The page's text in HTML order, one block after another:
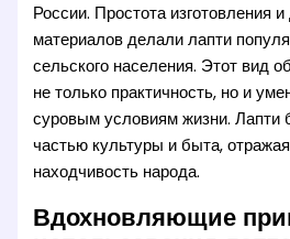
России. Простота изготовления
материалов делали лапти
сельского населения. Этот вид
не только практичность, но и
суровым условиям жизни.
частью культуры и быта,
находчивость народа.
Вдохновляющие